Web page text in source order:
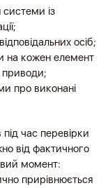
системи із
осіб;
на кожен елемент
приводи;
про виконані
час перевірки
від фактичного
момент:
прирівнюється